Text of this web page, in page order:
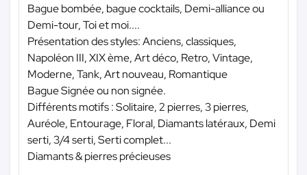
Bague bombée, bague cocktails, Demi-alliance ou
Demi-tour, Toi et moi....
Présentation des styles: Anciens, classiques,
Napoléon III, XIX ème, Art déco, Retro, Vintage,
Moderne, Tank, Art nouveau, Romantique
Bague Signée ou non signée.
Différents motifs : Solitaire, 2 pierres, 3 pierres,
Auréole, Entourage, Floral, Diamants latéraux, Demi
serti, 3/4 serti, Serti complet...
Diamants & pierres précieuses